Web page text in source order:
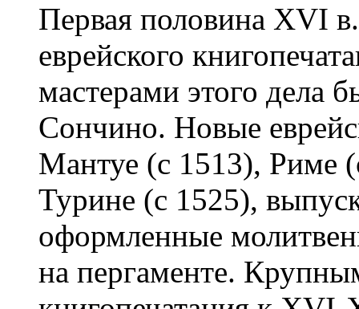
Первая половина XVI
еврейского
мастерами этого дела
Сончино. Новые
Мантуе (с 1513), Риме
Турине (с 1525),
оформленные
на пергаменте.